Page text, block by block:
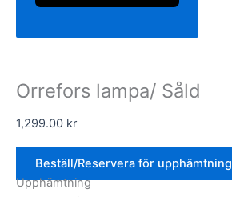
Orrefors lampa/ Såld
1,299.00 kr
Beställ/Reservera för upphämtning
Upphämtning